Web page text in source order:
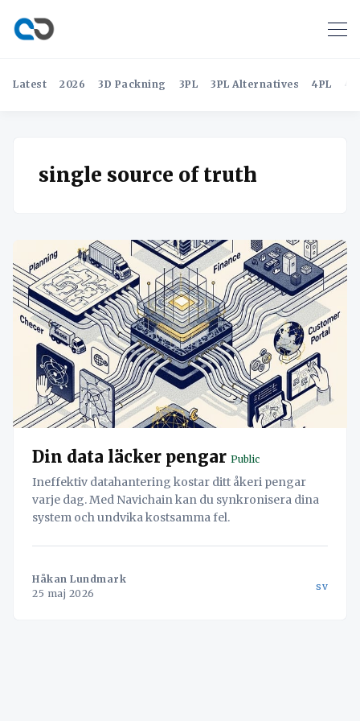
Latest 2026 3D Packning 3PL 3PL Alternatives 4PL
single source of truth
Din data läcker pengar Public
Ineffektiv datahantering kostar ditt åkeri pengar
varje dag. Med Navichain kan du synkronisera dina
system och undvika kostsamma fel.
Håkan Lundmark
25 maj 2026
sv